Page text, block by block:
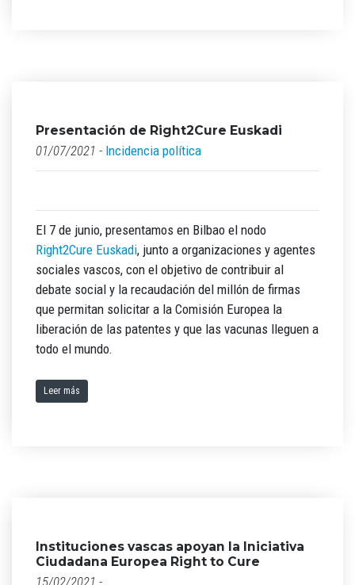
Presentación de Right2Cure Euskadi
01/07/2021 - Incidencia política
El 7 de junio, presentamos en Bilbao el nodo
Right2Cure Euskadi, junto a organizaciones y agentes
sociales vascos, con el objetivo de contribuir al
debate social y la recaudación del millón de firmas
que permitan solicitar a la Comisión Europea la
liberación de las patentes y que las vacunas lleguen a
todo el mundo.
Leer más
Instituciones vascas apoyan la Iniciativa
Ciudadana Europea Right to Cure
15/02/2021 -